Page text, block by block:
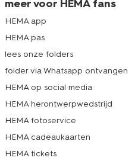
meer voor HEMA fans
HEMA app
HEMA pas
lees onze folders
folder via Whatsapp ontvangen
HEMA op social media
HEMA herontwerpwedstrijd
HEMA fotoservice
HEMA cadeaukaarten
HEMA tickets